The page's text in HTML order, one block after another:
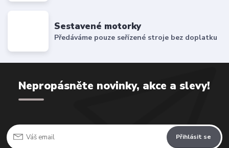
Sestavené motorky
Předáváme pouze seřízené stroje bez doplatku
Nepropásněte novinky, akce a slevy!
Přihlásit se